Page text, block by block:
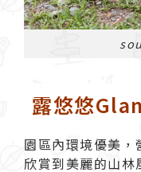
露悠悠
園區內環境優美
欣賞到美麗的山林